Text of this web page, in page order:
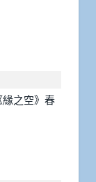
緣之空》春